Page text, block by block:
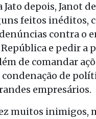
Jato depois, Janot
feitos inéditos,
contra o
e pedir a
de comandar
de
empresários.
muitos inimigos,